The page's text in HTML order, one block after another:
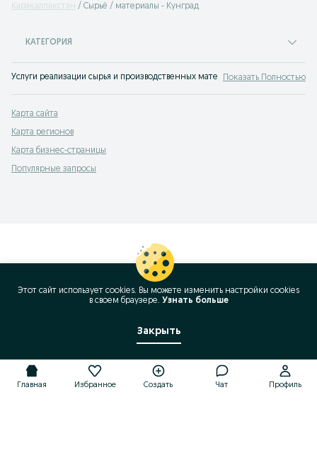
Каракалпакстан
Сырьё / материалы - Кунград
КАТЕГОРИЯ
Услуги реализации сырья и производственных материалов Кунград.
Показать Полностью
Карта сайта
Карта регионов
Карта бизнес-страницы
Популярные запросы
Главная Избранное Создать Чат Профиль
Этот сайт использует cookies. Вы можете изменить настройки cookies
в своeм браузере. Узнать больше
Закрыть